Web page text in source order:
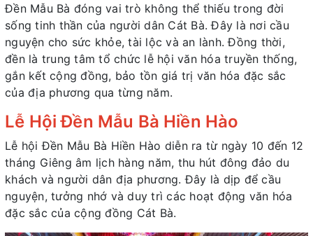
Đền Mẫu Bà đóng vai trò không thể thiếu trong đời
sống tinh thần của người dân Cát Bà. Đây là nơi cầu
nguyện cho sức khỏe, tài lộc và an lành. Đồng thời,
đền là trung tâm tổ chức lễ hội văn hóa truyền thống,
gắn kết cộng đồng, bảo tồn giá trị văn hóa đặc sắc
của địa phương qua từng năm.
Lễ Hội Đền Mẫu Bà Hiền Hào
Lễ hội Đền Mẫu Bà Hiền Hào diễn ra từ ngày 10 đến 12
tháng Giêng âm lịch hàng năm, thu hút đông đảo du
khách và người dân địa phương. Đây là dịp để cầu
nguyện, tưởng nhớ và duy trì các hoạt động văn hóa
đặc sắc của cộng đồng Cát Bà.